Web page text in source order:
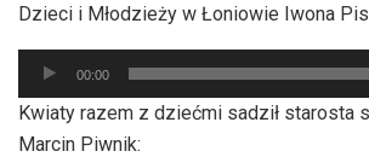
Dzieci i Młodzieży w Łoniowie Iwona
Odtwarzacz
plików
dźwiękowych
00:00
Kwiaty razem z dziećmi sadził starosta
Marcin Piwnik: